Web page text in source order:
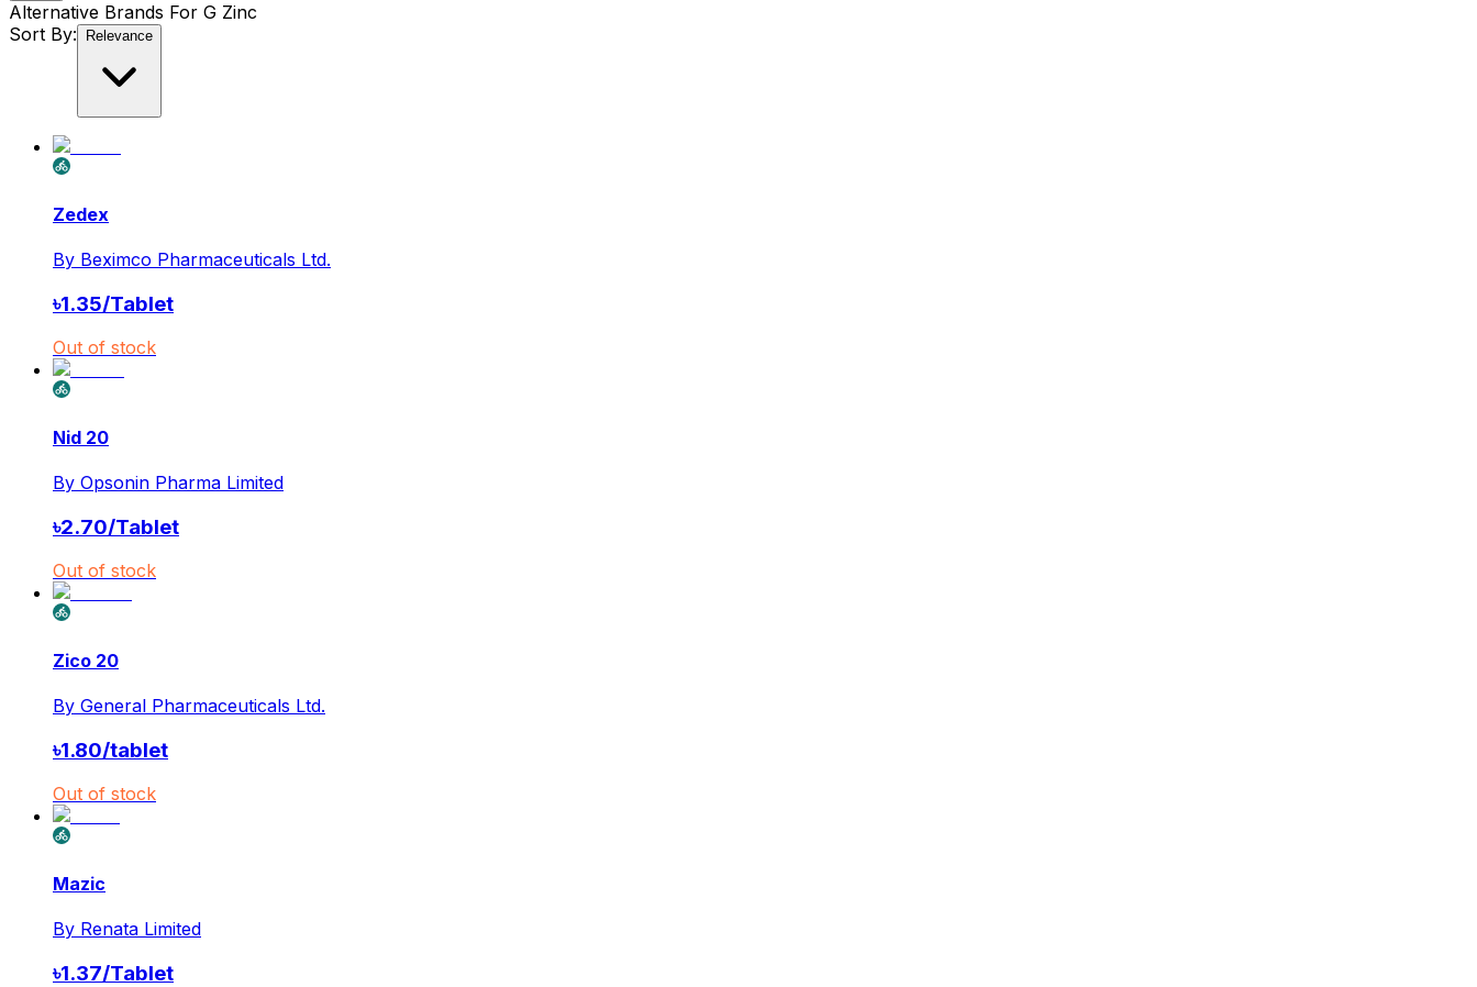
Alternative Brands For G Zinc
Sort By:
Relevance
Zedex
By Beximco Pharmaceuticals Ltd.
৳1.35/Tablet
Out of stock
Nid 20
By Opsonin Pharma Limited
৳2.70/Tablet
Out of stock
Zico 20
By General Pharmaceuticals Ltd.
৳1.80/tablet
Out of stock
Mazic
By Renata Limited
৳1.37/Tablet